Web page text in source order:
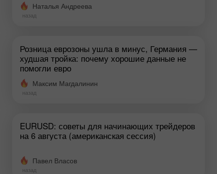
Наталья Андреева
назад
Розница еврозоны ушла в минус, Германия —
худшая тройка: почему хорошие данные не
помогли евро
Максим Магдалинин
назад
EURUSD: советы для начинающих трейдеров
на 6 августа (американская сессия)
Павел Власов
назад